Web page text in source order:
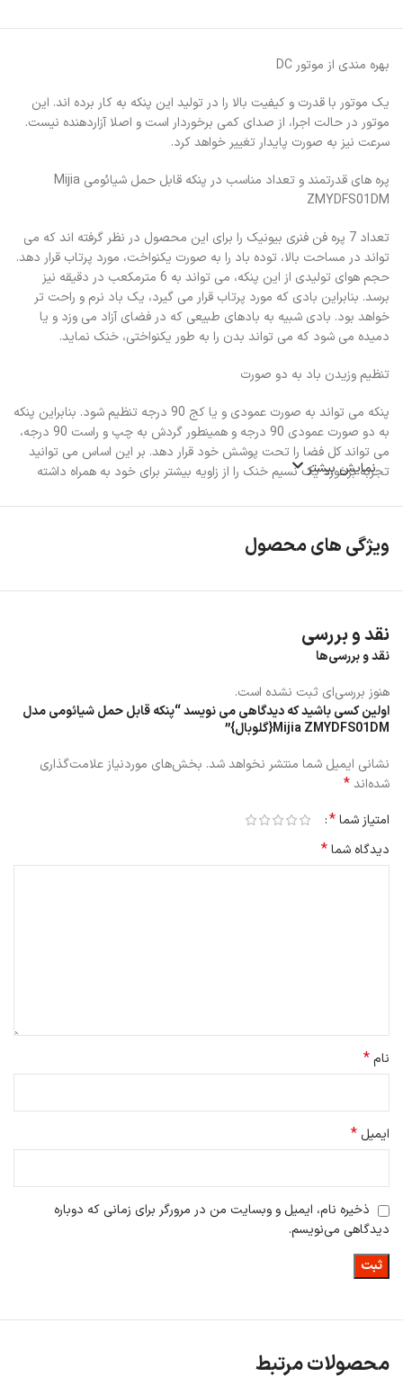
بهره مندی از موتور DC
یک موتور با قدرت و کیفیت بالا را در تولید این پنکه به کار برده اند. این
موتور در حالت اجرا، از صدای کمی برخوردار است و اصلا آزاردهنده نیست.
سرعت نیز به صورت پایدار تغییر خواهد کرد.
پره های قدرتمند و تعداد مناسب در پنکه قابل حمل شیائومی Mijia
ZMYDFS01DM
تعداد 7 پره فن فنری بیونیک را برای این محصول در نظر گرفته اند که می
تواند در مساحت بالا، توده باد را به صورت یکنواخت، مورد پرتاب قرار دهد.
حجم هوای تولیدی از این پنکه، می تواند به 6 مترمکعب در دقیقه نیز
برسد. بنابراین بادی که مورد پرتاب قرار می گیرد، یک باد نرم و راحت تر
خواهد بود. بادی شبیه به بادهای طبیعی که در فضای آزاد می وزد و یا
دمیده می شود که می تواند بدن را به طور یکنواختی، خنک نماید.
تنظیم وزیدن باد به دو صورت
پنکه می تواند به صورت عمودی و یا کج 90 درجه تنظیم شود. بنابراین پنکه
به دو صورت عمودی 90 درجه و همینطور گردش به چپ و راست 90 درجه،
می تواند کل فضا را تحت پوشش خود قرار دهد. بر این اساس می توانید
تجربه برخورد یک نسیم خنک را از زاویه بیشتر برای خود به همراه داشته
نمایش بیشتر
ویژگی های محصول
نقد و بررسی
نقد و بررسی‌ها
هنوز بررسی‌ای ثبت نشده است.
اولین کسی باشید که دیدگاهی می نویسد “پنکه قابل حمل شیائومی مدل
Mijia ZMYDFS01DM{گلوبال}”
نشانی ایمیل شما منتشر نخواهد شد. بخش‌های موردنیاز علامت‌گذاری
شده‌اند*
امتیاز شما*
دیدگاه شما*
نام*
ایمیل *
ذخیره نام، ایمیل و وبسایت من در مرورگر برای زمانی که دوباره
دیدگاهی می‌نویسم.
محصولات مرتبط